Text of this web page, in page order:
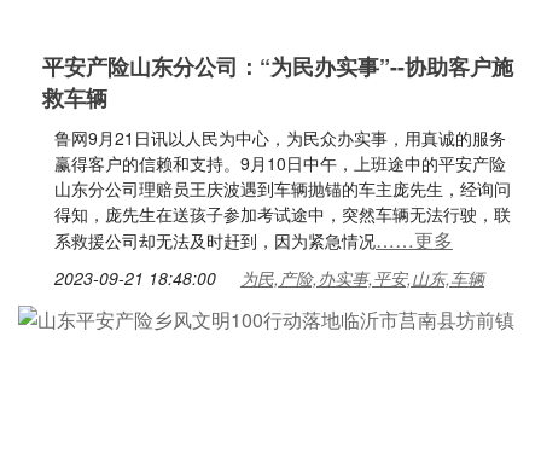
平安产险山东分公司：“为民办实事”--协助客户施
救车辆
鲁网9月21日讯以人民为中心，为民众办实事，用真诚的服务
赢得客户的信赖和支持。9月10日中午，上班途中的平安产险
山东分公司理赔员王庆波遇到车辆抛锚的车主庞先生，经询问
得知，庞先生在送孩子参加考试途中，突然车辆无法行驶，联
系救援公司却无法及时赶到，因为紧急情况……更多
2023-09-21 18:48:00 为民,产险,办实事,平安,山东,车辆